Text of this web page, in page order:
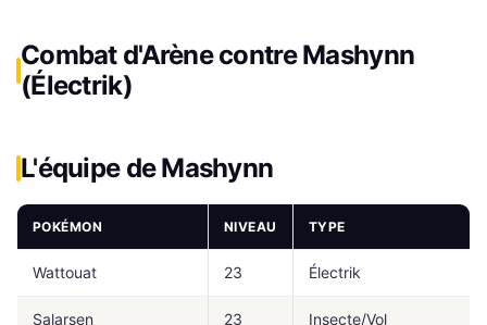
Combat d'Arène contre Mashynn
(Électrik)
L'équipe de Mashynn
POKÉMON NIVEAU TYPE
Wattouat 23 Électrik
Salarsen 23 Insecte/Vol